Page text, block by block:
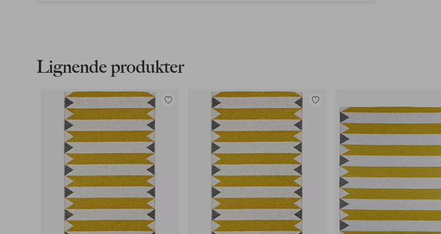
Vores mest fordelagtige betalingsmetode
Læs mere
Lignende produkter
Tilføj
Tilføj